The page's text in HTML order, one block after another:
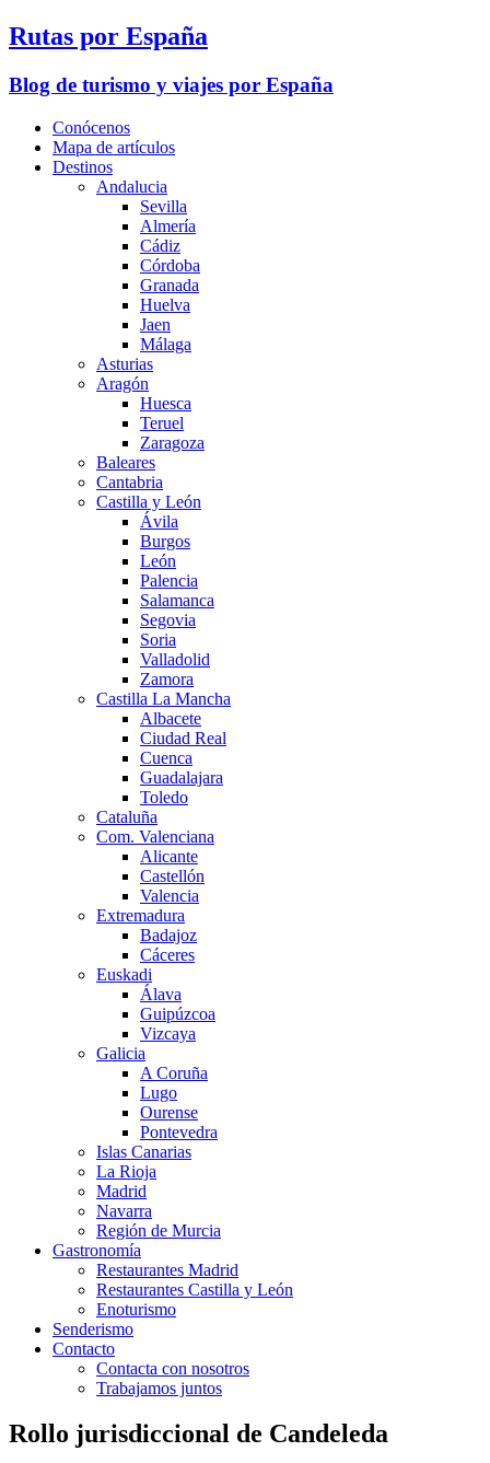
Rutas por España
Blog de turismo y viajes por España
Conócenos
Mapa de artículos
Destinos
Andalucia
Sevilla
Almería
Cádiz
Córdoba
Granada
Huelva
Jaen
Málaga
Asturias
Aragón
Huesca
Teruel
Zaragoza
Baleares
Cantabria
Castilla y León
Ávila
Burgos
León
Palencia
Salamanca
Segovia
Soria
Valladolid
Zamora
Castilla La Mancha
Albacete
Ciudad Real
Cuenca
Guadalajara
Toledo
Cataluña
Com. Valenciana
Alicante
Castellón
Valencia
Extremadura
Badajoz
Cáceres
Euskadi
Álava
Guipúzcoa
Vizcaya
Galicia
A Coruña
Lugo
Ourense
Pontevedra
Islas Canarias
La Rioja
Madrid
Navarra
Región de Murcia
Gastronomía
Restaurantes Madrid
Restaurantes Castilla y León
Enoturismo
Senderismo
Contacto
Contacta con nosotros
Trabajamos juntos
Rollo jurisdiccional de Candeleda